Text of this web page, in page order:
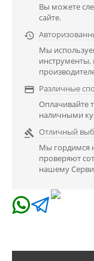
Вы можете
сайте.

Мы
инструменты,
 Различные
Оплачивайте
наличными
 Отличный
Мы гордимся
проверяют
нашему